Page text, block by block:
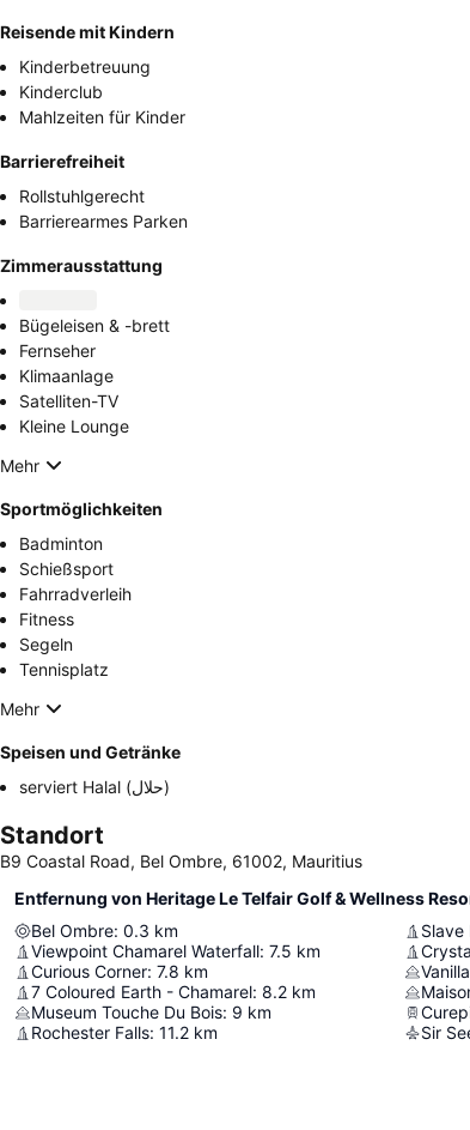
Reisende mit Kindern
Kinderbetreuung
Kinderclub
Mahlzeiten für Kinder
Barrierefreiheit
Rollstuhlgerecht
Barrierearmes Parken
Zimmerausstattung
Bügeleisen & -brett
Fernseher
Klimaanlage
Satelliten-TV
Kleine Lounge
Mehr
Sportmöglichkeiten
Badminton
Schießsport
Fahrradverleih
Fitness
Segeln
Tennisplatz
Mehr
Speisen und Getränke
serviert Halal (حلال)
Standort
B9 Coastal Road, Bel Ombre, 61002, Mauritius
Entfernung von Heritage Le Telfair Golf & Wellness
Bel Ombre: 0.3 km
Viewpoint Chamarel Waterfall: 7.5 km
Curious Corner: 7.8 km
7 Coloured Earth - Chamarel: 8.2 km
Museum Touche Du Bois: 9 km
Rochester Falls: 11.2 km
Slave